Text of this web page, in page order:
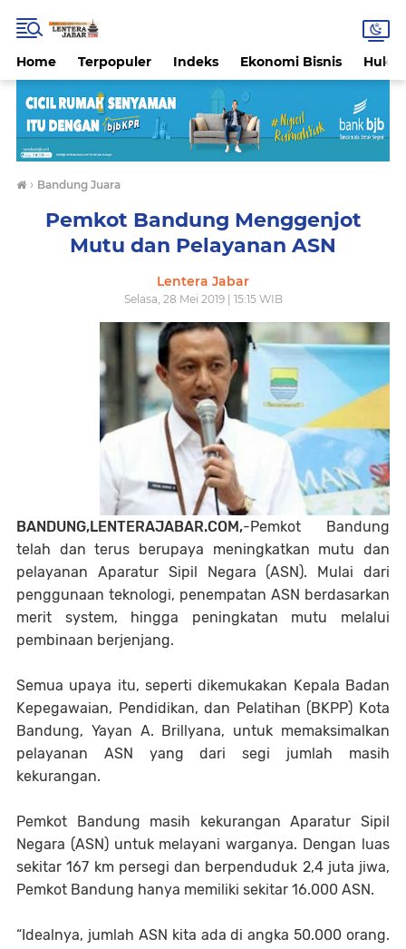
Home Terpopuler Indeks Ekonomi Bisnis
› Bandung Juara
Pemkot Bandung Menggenjot
Mutu dan Pelayanan ASN
Lentera Jabar
Selasa, 28 Mei 2019 | 15:15 WIB
BANDUNG,LENTERAJABAR.COM,-Pemkot Bandung
telah dan terus berupaya meningkatkan mutu dan
pelayanan Aparatur Sipil Negara (ASN). Mulai dari
penggunaan teknologi, penempatan ASN berdasarkan
merit system, hingga peningkatan mutu melalui
pembinaan berjenjang.
Semua upaya itu, seperti dikemukakan Kepala Badan
Kepegawaian, Pendidikan, dan Pelatihan (BKPP) Kota
Bandung, Yayan A. Brillyana, untuk memaksimalkan
pelayanan ASN yang dari segi jumlah masih
kekurangan.
Pemkot Bandung masih kekurangan Aparatur Sipil
Negara (ASN) untuk melayani warganya. Dengan luas
sekitar 167 km persegi dan berpenduduk 2,4 juta jiwa,
Pemkot Bandung hanya memiliki sekitar 16.000 ASN.
“Idealnya, jumlah ASN kita ada di angka 50.000 orang.